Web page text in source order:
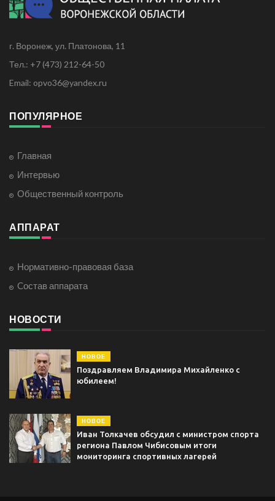
г. Воронеж, ул. Платонова, 11
Тел.: +7 (473) 212-64-50
Email: opvo36@yandex.ru
ПОПУЛЯРНОЕ
Главная
Интервью
Общественный контроль
АППАРАТ
Нормативно-правовая база
Cостав аппарата
НОВОСТИ
НОВОЕ
Поздравляем Владимира Михайленко с
юбилеем!
НОВОЕ
Иван Толкачев обсудил с министром спорта
региона Павлом Чибисовым итоги
мониторинга спортивных лагерей